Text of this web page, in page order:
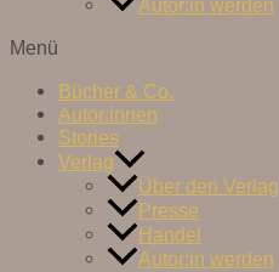
Autor:in werden
Menü
Bücher & Co.
Autor:innen
Stories
Verlag
Über den Verlag
Presse
Handel
Autor:in werden